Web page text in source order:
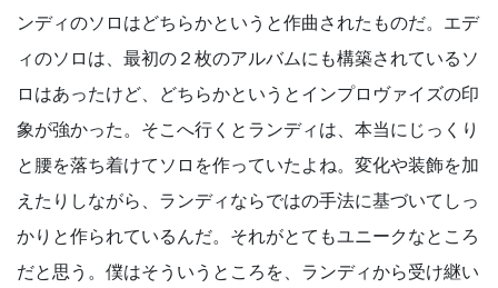
ンディのソロはどちらかというと作曲されたものだ。エデ
ィのソロは、最初の２枚のアルバムにも構築されているソ
ロはあったけど、どちらかというとインプロヴァイズの印
象が強かった。そこへ行くとランディは、本当にじっくり
と腰を落ち着けてソロを作っていたよね。変化や装飾を加
えたりしながら、ランディならではの手法に基づいてしっ
かりと作られているんだ。それがとてもユニークなところ
だと思う。僕はそういうところを、ランディから受け継い